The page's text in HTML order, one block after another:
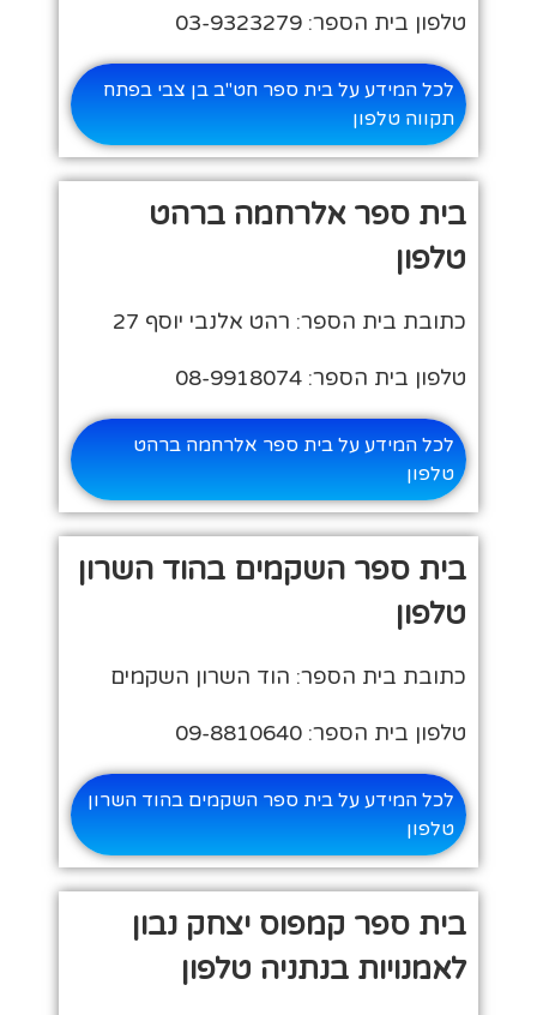
טלפון בית הספר: 03-9323279
לכל המידע על בית ספר חט"ב בן צבי בפתח
תקווה טלפון
בית ספר אלרחמה ברהט
טלפון
כתובת בית הספר: רהט אלנבי יוסף 27
טלפון בית הספר: 08-9918074
לכל המידע על בית ספר אלרחמה ברהט
טלפון
בית ספר השקמים בהוד השרון
טלפון
כתובת בית הספר: הוד השרון השקמים
טלפון בית הספר: 09-8810640
לכל המידע על בית ספר השקמים בהוד השרון
טלפון
בית ספר קמפוס יצחק נבון
לאמנויות בנתניה טלפון